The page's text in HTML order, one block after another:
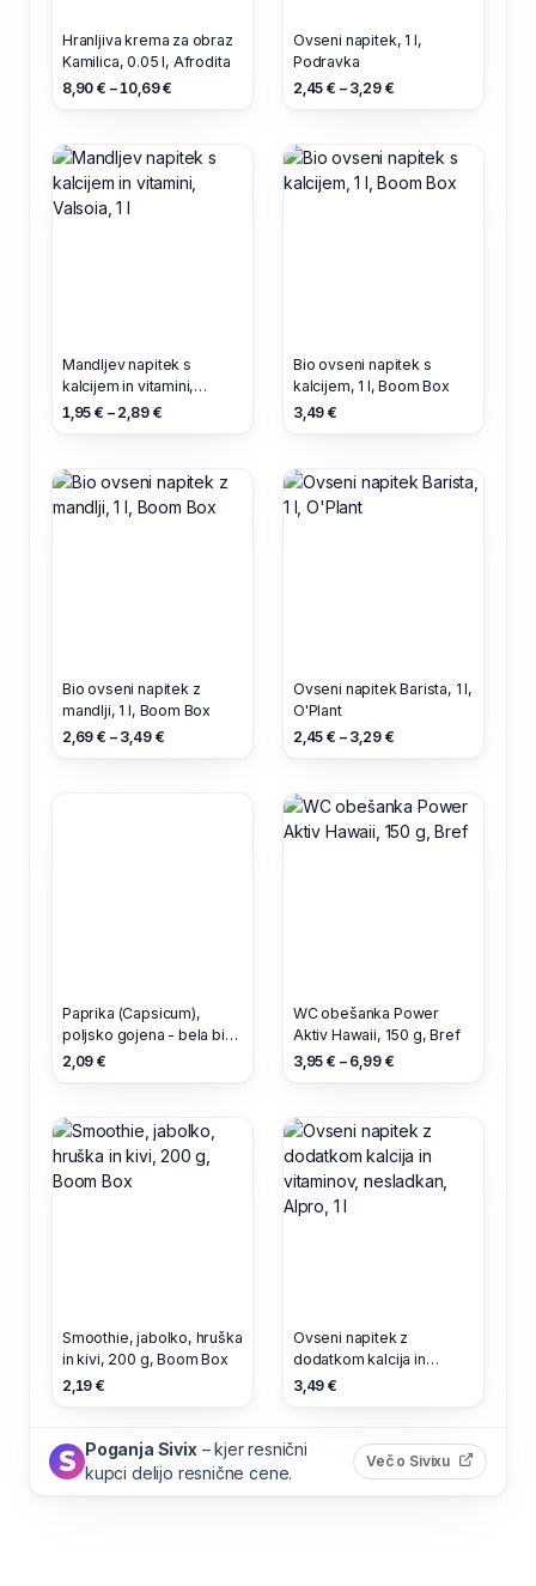
Hranljiva krema za obraz
Kamilica, 0.05 l, Afrodita
8,90 € – 10,69 €
Ovseni napitek, 1 l,
Podravka
2,45 € – 3,29 €
Mandljev napitek s
kalcijem in vitamini,
Valsoia, 1 l
1,95 € – 2,89 €
Bio ovseni napitek s
kalcijem, 1 l, Boom Box
3,49 €
Bio ovseni napitek z
mandlji, 1 l, Boom Box
2,69 € – 3,49 €
Ovseni napitek Barista, 1 l,
O'Plant
2,45 € – 3,29 €
Paprika (Capsicum),
poljsko gojena - bela bio
eko ekološki, 1 kg
2,09 €
WC obešanka Power
Aktiv Hawaii, 150 g, Bref
3,95 € – 6,99 €
Smoothie, jabolko, hruška
in kivi, 200 g, Boom Box
2,19 €
Ovseni napitek z
dodatkom kalcija in
vitaminov, nesladkan,
3,49 €
Poganja Sivix – kjer resnični
kupci delijo resnične cene.
Več o Sivixu (odpre